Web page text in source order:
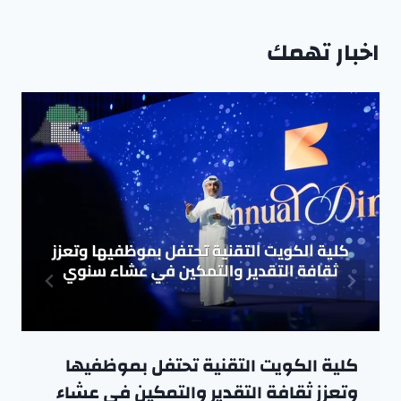
اخبار تهمك
كلية الكويت التقنية تحتفل بموظفيها
وتعزز ثقافة التقدير والتمكين في عشاء